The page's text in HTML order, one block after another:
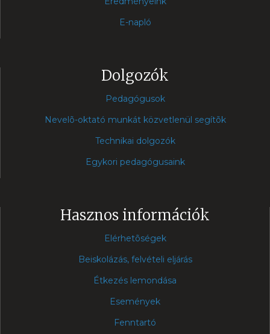
E-napló
Dolgozók
Pedagógusok
Nevelõ-oktató munkát közvetlenül segítõk
Technikai dolgozók
Egykori pedagógusaink
Hasznos információk
Elérhetõségek
Beiskolázás, felvételi eljárás
Étkezés lemondása
Események
Fenntartó